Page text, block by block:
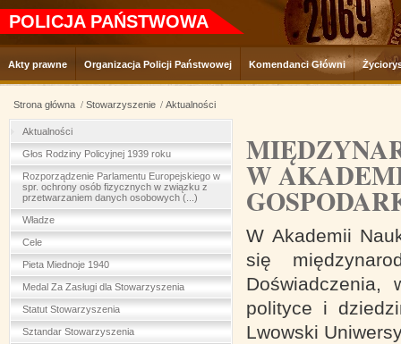
POLICJA PAŃSTWOWA
Akty prawne Organizacja Policji Państwowej Komendanci Główni
Strona główna Stowarzyszenie Aktualności
Aktualności
Głos Rodziny Policyjnej 1939 roku
Rozporządzenie Parlamentu Europejskiego w
spr. ochrony osób fizycznych w związku z
przetwarzaniem danych osobowych (...)
Władze
Cele
Pieta Miednoje 1940
Medal Za Zasługi dla Stowarzyszenia
Statut Stowarzyszenia
Sztandar Stowarzyszenia
W
W Akademii
się
Doświadczenia,
polityce i
Lwowski